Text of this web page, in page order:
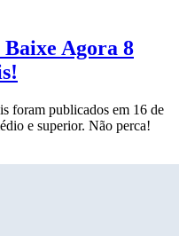
Agora 8
foram publicados em 16 de
e superior. Não perca!